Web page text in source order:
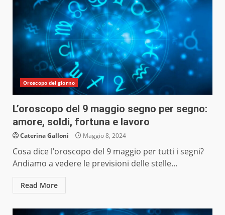
Oroscopo del giorno
L’oroscopo del 9 maggio segno per segno:
amore, soldi, fortuna e lavoro
Caterina Galloni Maggio 8, 2024
Cosa dice l’oroscopo del 9 maggio per tutti i segni?
Andiamo a vedere le previsioni delle stelle...
Read More